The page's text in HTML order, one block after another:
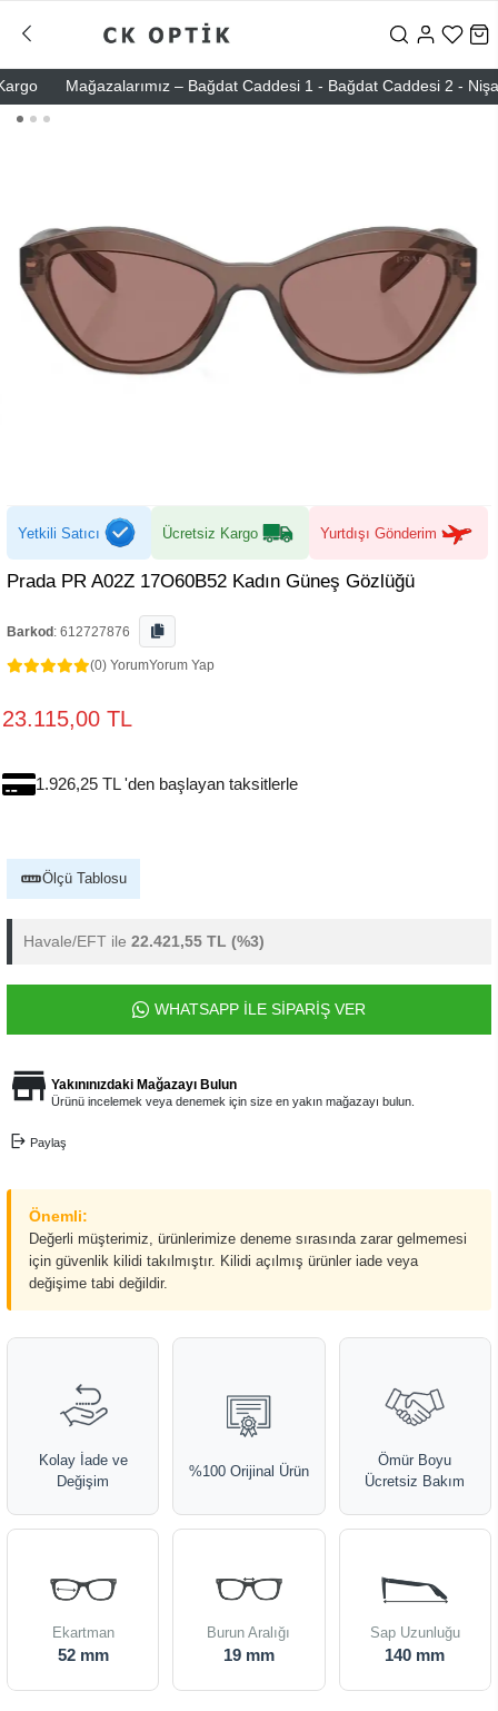
Mağazalarımız – Bağdat Caddesi 1 - Bağdat Caddesi 2 -
Yetkili Satıcı Ücretsiz Kargo Yurtdışı Gönderim
Prada PR A02Z 17O60B52 Kadın Güneş Gözlüğü
Barkod : 612727876
(0) YorumYorum Yap
23.115,00 TL
1.926,25 TL 'den başlayan taksitlerle
Ölçü Tablosu
Havale/EFT ile 22.421,55 TL (%3)
WHATSAPP İLE SİPARİŞ VER
Yakınınızdaki Mağazayı Bulun
Ürünü incelemek veya denemek için size en yakın mağazayı bulun.
Paylaş
Önemli:
Değerli müşterimiz, ürünlerimize deneme sırasında zarar gelmemesi
için güvenlik kilidi takılmıştır. Kilidi açılmış ürünler iade veya
değişime tabi değildir.
Kolay İade ve
Değişim
%100 Orijinal Ürün
Ömür Boyu
Ücretsiz Bakım
Ekartman
52 mm
Burun Aralığı
19 mm
Sap Uzunluğu
140 mm